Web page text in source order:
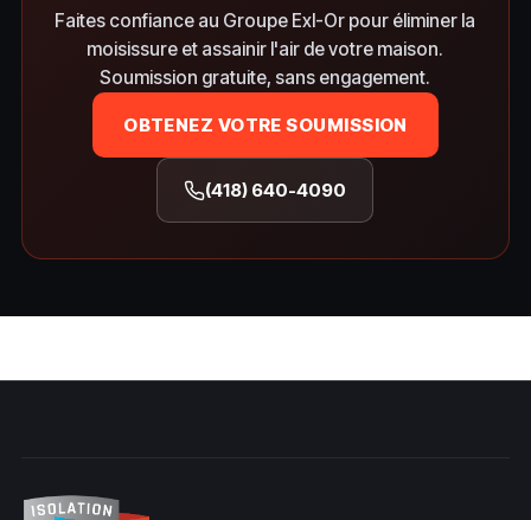
Faites confiance au Groupe Exl-Or pour éliminer la
moisissure et assainir l'air de votre maison.
Soumission gratuite, sans engagement.
OBTENEZ VOTRE SOUMISSION
(418) 640-4090